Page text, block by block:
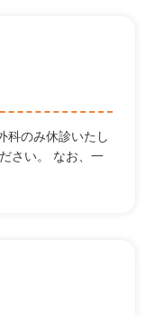
科のみ休診いたし
さい。 なお、一